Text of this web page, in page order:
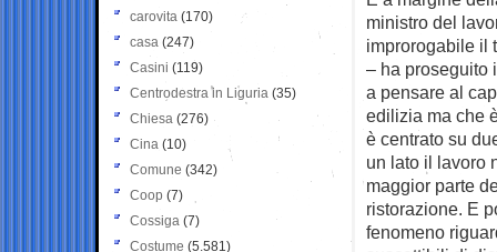
ministro del
improrogabile il
– ha proseguito
a pensare al
edilizia ma che
è centrato su
un lato il lavoro
maggior parte
ristorazione. E
fenomeno
carovita (170)
casa (247)
Casini (119)
Centrodestra in Liguria (35)
Chiesa (276)
Cina (10)
Comune (342)
Coop (7)
Cossiga (7)
Costume (5.581)